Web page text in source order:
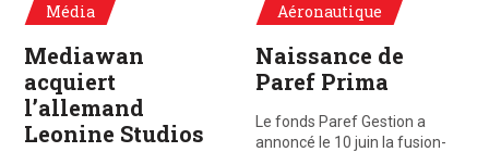
Média
Mediawan
acquiert
l’allemand
Leonine Studios
Aéronautique
Naissance de
Paref Prima
Le fonds Paref Gestion a
annoncé le 10 juin la fusion-